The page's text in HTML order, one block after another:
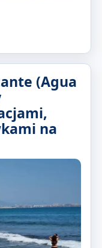
(Agua
na